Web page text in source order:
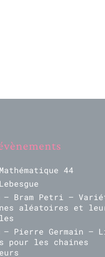
44
– Bram Petri –
aléatoires et
– Pierre Germain –
pour les chaines